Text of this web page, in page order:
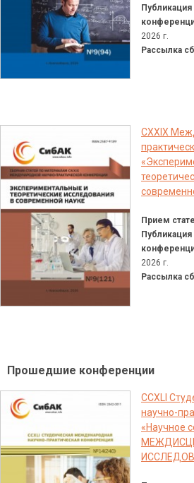
Публикация
2026 г.
Рассылка
CXXIX
Прием
Публикация
2026 г.
Рассылка
Прошедшие конференции
CCXLI
научно-
«Научное